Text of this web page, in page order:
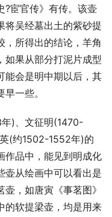
?宦官传》有传。该壶
将吴经墓出土的紫砂提
，所得出的结论，羊角
如果从部分打泥片成型
能会是明中期以后，其
一些。
)、文征明(1470-
(约1502-1552年)的
作品中，能见到明成化
壶从绘画中可以看出是
，如唐寅《事茗图》
的软提梁壶，均是用来